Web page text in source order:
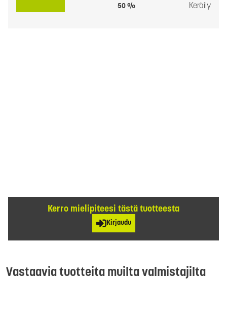
50 % Keräily
Kerro mielipiteesi tästä tuotteesta
Kirjaudu
Vastaavia tuotteita muilta valmistajilta